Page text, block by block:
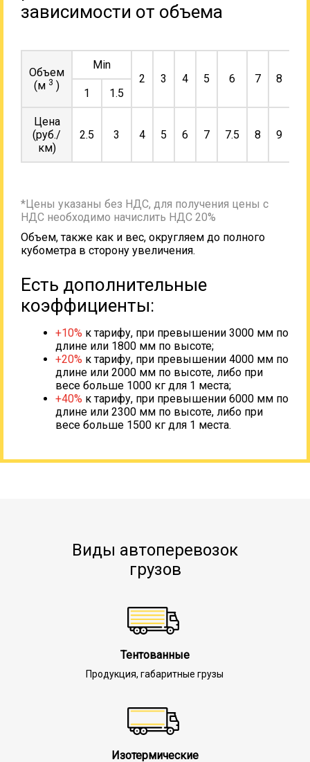
зависимости от объема
Объем
(м 3 )
Min
2
3 4 5 6 7 8
1
1.5
Цена
(руб./
км)
2.5 3 4 5 6 7 7.5 8 9
*Цены указаны без НДС, для получения цены с
НДС необходимо начислить НДС 20%
Объем, также как и вес, округляем до полного
кубометра в сторону увеличения.
Есть дополнительные
коэффициенты:
+10% к тарифу, при превышении 3000 мм по
длине или 1800 мм по высоте;
+20% к тарифу, при превышении 4000 мм по
длине или 2000 мм по высоте, либо при
весе больше 1000 кг для 1 места;
+40% к тарифу, при превышении 6000 мм по
длине или 2300 мм по высоте, либо при
весе больше 1500 кг для 1 места.
Виды автоперевозок
грузов
Тентованные
Продукция, габаритные грузы
Изотермические